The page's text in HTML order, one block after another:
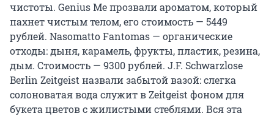
чистоты. Genius Me прозвали ароматом, который
пахнет чистым телом, его стоимость — 5449
рублей. Nasomatto Fantomas — органические
отходы: дыня, карамель, фрукты, пластик, резина,
дым. Стоимость — 9300 рублей. J.F. Schwarzlose
Berlin Zeitgeist назвали забытой вазой: слегка
солоноватая вода служит в Zeitgeist фоном для
букета цветов с жилистыми стеблями. Вся эта